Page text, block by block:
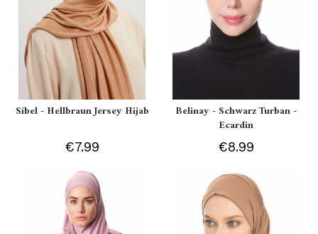
Sibel - Hellbraun Jersey Hijab
€7.99
Belinay - Schwarz Turban -
Ecardin
€8.99